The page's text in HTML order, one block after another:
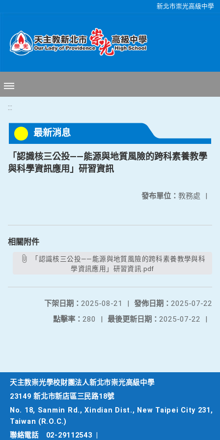
新北市崇光高級中學
:::
最新消息
「認識核三公投——能源與地質風險的跨科素養教學
與科學資訊應用」研習資訊
發布單位： 教務處 |
相關附件
學資訊應用」研習資訊.pdf
發佈日期： 2025-07-22
下架日期： 2025-08-21
|
最後更新日期： 2025-07-22 |
點擊率： 280 |
天主教崇光學校財團法人新北市崇光高級中學
23149 新北市新店區三民路18號
No. 18, Sanmin Rd., Xindian Dist., New Taipei City 231,
Taiwan (R.O.C.)
聯絡電話
02-29112543